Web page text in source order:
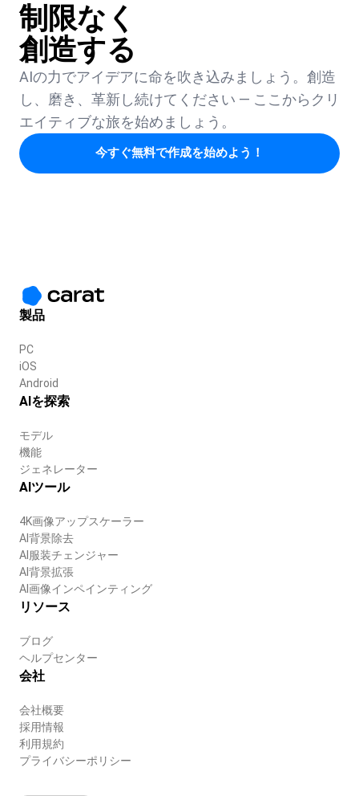
制限なく
創造する
AIの力でアイデアに命を吹き込みましょう。創造
し、磨き、革新し続けてください — ここからクリ
エイティブな旅を始めましょう。
今すぐ無料で作成を始めよう！
製品
PC
iOS
Android
AIを探索
モデル
機能
ジェネレーター
AIツール
4K画像アップスケーラー
AI背景除去
AI服装チェンジャー
AI背景拡張
AI画像インペインティング
リソース
ブログ
ヘルプセンター
会社
会社概要
採用情報
利用規約
プライバシーポリシー